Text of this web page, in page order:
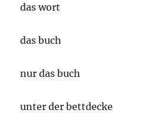
das wort
das buch
nur das buch
unter der bettdecke